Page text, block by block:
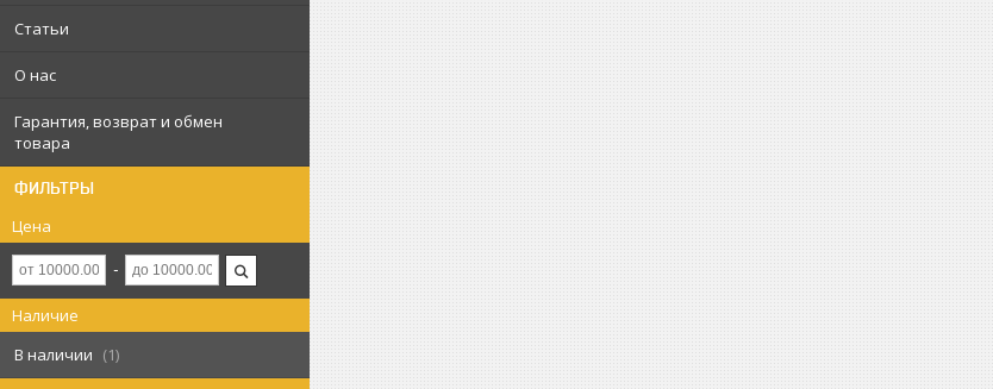
Статьи
О нас
Гарантия, возврат и обмен
товара
ФИЛЬТРЫ
Цена
Наличие
В наличии
1